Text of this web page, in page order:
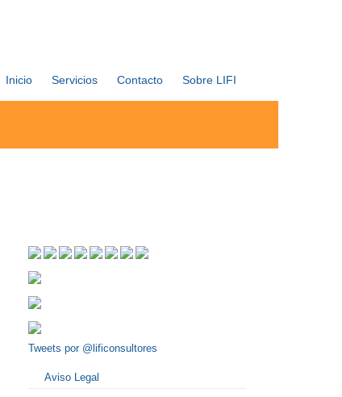
Inicio Servicios Contacto Sobre LIFI
Tweets por @lificonsultores
Aviso Legal